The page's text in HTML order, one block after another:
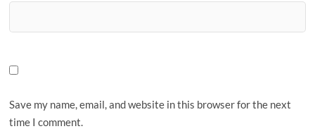
Save my name, email, and website in this browser for the next
time I comment.